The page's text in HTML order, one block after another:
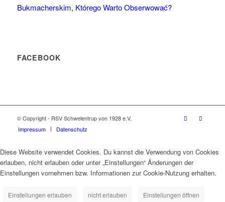
Bukmacherskim, Którego Warto Obserwować?
FACEBOOK
© Copyright - RSV Schwelentrup von 1928 e.V.
Impressum
Datenschutz
Diese Website verwendet Cookies. Du kannst die Verwendung von Cookies
erlauben, nicht erlauben oder unter „Einstellungen“ Änderungen der
Einstellungen vornehmen bzw. Informationen zur Cookie-Nutzung erhalten.
Einstellungen erlauben nicht erlauben Einstellungen öffnen